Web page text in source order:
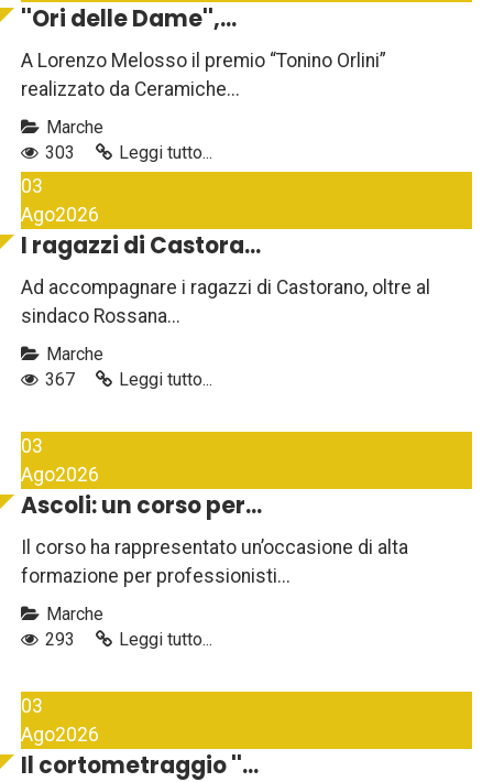
''Ori delle Dame'',...
A Lorenzo Melosso il premio “Tonino Orlini”
realizzato da Ceramiche...
Marche
303
Leggi tutto...
03
Ago2026
I ragazzi di Castora...
Ad accompagnare i ragazzi di Castorano, oltre al
sindaco Rossana...
Marche
367
Leggi tutto...
03
Ago2026
Ascoli: un corso per...
Il corso ha rappresentato un’occasione di alta
formazione per professionisti...
Marche
293
Leggi tutto...
03
Ago2026
Il cortometraggio ''...